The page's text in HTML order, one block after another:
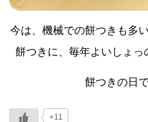
今は、機械での餅つきも多
餅つきに、毎年よいしょっ
餅つきの日で
+11